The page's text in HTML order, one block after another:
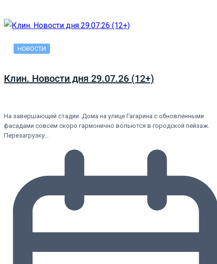
НОВОСТИ
Клин. Новости дня 29.07.26 (12+)
На завершающей стадии. Дома на улице Гагарина с обновленными
фасадами совсем скоро гармонично вольются в городской пейзаж.
Перезагрузку…